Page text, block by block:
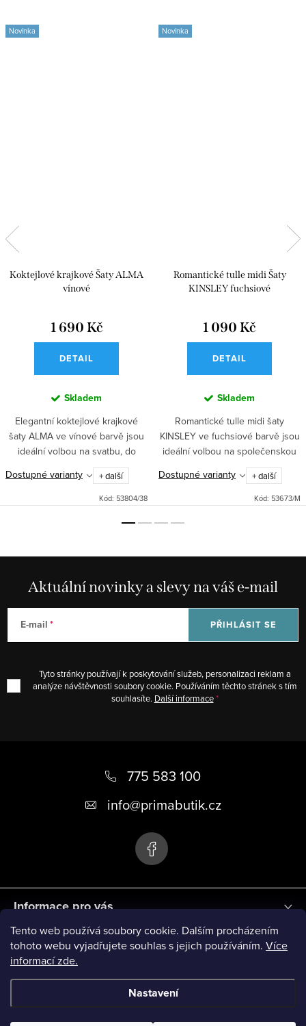
Tento web používá soubory cookie. Dalším procházením
tohoto webu vyjadřujete souhlas s jejich používáním. Více
informací zde.
Nastavení
Novinka
Koktejlové krajkové Šaty ALMA
vínové
1 690 Kč
DETAIL
Skladem
Elegantní koktejlové krajkové
šaty ALMA ve vínové barvě jsou
ideální volbou na svatbu, do
tanečních i do divadla. Midi délka,
kolová sukně se spodničkou a
vyztužený živůtek...
Dostupné varianty + další
Kód: 53804/38
Novinka
Romantické tulle midi Šaty
KINSLEY fuchsiové
1 090 Kč
DETAIL
Skladem
Romantické tulle midi šaty
KINSLEY ve fuchsiové barvě jsou
ideální volbou na společenskou
událost, svatbu pro družičky,
večer v divadle i jako šaty do
tanečních. Přiléhavý...
Dostupné varianty + další
Kód: 53673/M
Aktuální novinky a slevy na váš e-mail
E-mail
Tyto stránky používají k poskytování služeb, personalizaci reklam a
analýze návštěvnosti soubory cookie. Používáním těchto stránek s tím
souhlasíte. Další informace
PŘIHLÁSIT SE
775 583 100
info@primabutik.cz
Informace pro vás
Blog
Novinky